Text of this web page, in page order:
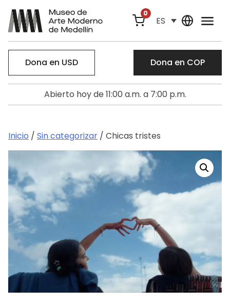
0
ES
Dona en USD Dona en COP
Abierto hoy de 11:00 a.m. a 7:00 p.m.
Inicio / Sin categorizar / Chicas tristes